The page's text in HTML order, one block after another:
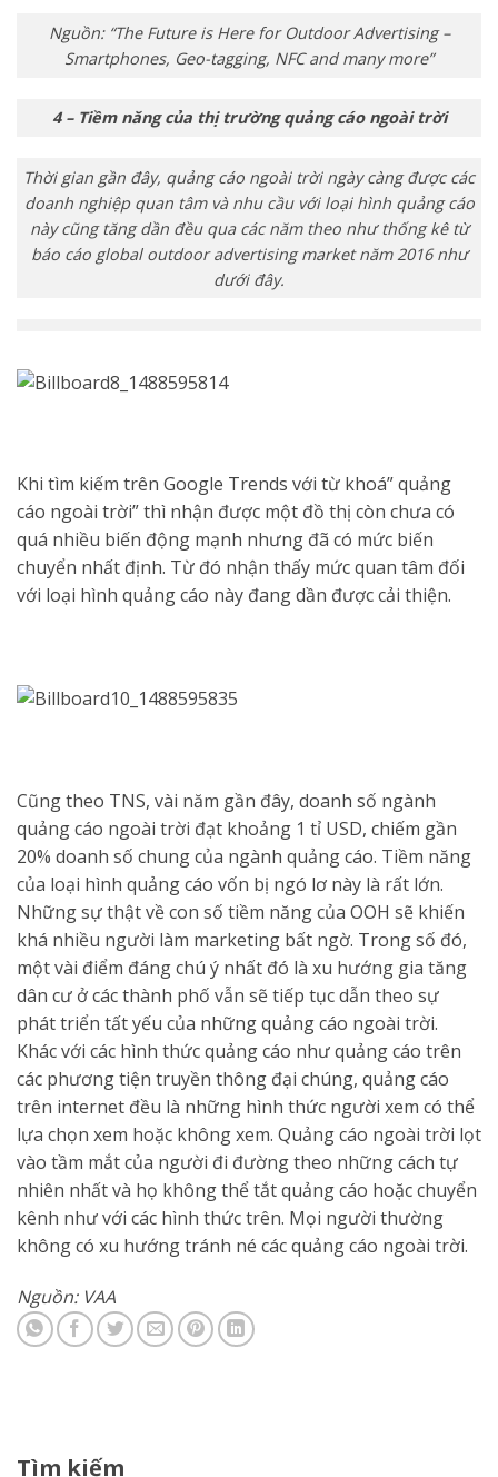
Nguồn: “The Future is Here for Outdoor Advertising –
Smartphones, Geo-tagging, NFC and many more”
4 – Tiềm năng của thị trường quảng cáo ngoài trời
Thời gian gần đây, quảng cáo ngoài trời ngày càng được các
doanh nghiệp quan tâm và nhu cầu với loại hình quảng cáo
này cũng tăng dần đều qua các năm theo như thống kê từ
báo cáo global outdoor advertising market năm 2016 như
dưới đây.
Khi tìm kiếm trên Google Trends với từ khoá” quảng
cáo ngoài trời” thì nhận được một đồ thị còn chưa có
quá nhiều biến động mạnh nhưng đã có mức biến
chuyển nhất định. Từ đó nhận thấy mức quan tâm đối
với loại hình quảng cáo này đang dần được cải thiện.
Cũng theo TNS, vài năm gần đây, doanh số ngành
quảng cáo ngoài trời đạt khoảng 1 tỉ USD, chiếm gần
20% doanh số chung của ngành quảng cáo. Tiềm năng
của loại hình quảng cáo vốn bị ngó lơ này là rất lớn.
Những sự thật về con số tiềm năng của OOH sẽ khiến
khá nhiều người làm marketing bất ngờ. Trong số đó,
một vài điểm đáng chú ý nhất đó là xu hướng gia tăng
dân cư ở các thành phố vẫn sẽ tiếp tục dẫn theo sự
phát triển tất yếu của những quảng cáo ngoài trời.
Khác với các hình thức quảng cáo như quảng cáo trên
các phương tiện truyền thông đại chúng, quảng cáo
trên internet đều là những hình thức người xem có thể
lựa chọn xem hoặc không xem. Quảng cáo ngoài trời lọt
vào tầm mắt của người đi đường theo những cách tự
nhiên nhất và họ không thể tắt quảng cáo hoặc chuyển
kênh như với các hình thức trên. Mọi người thường
không có xu hướng tránh né các quảng cáo ngoài trời.
Nguồn: VAA
Tìm kiếm